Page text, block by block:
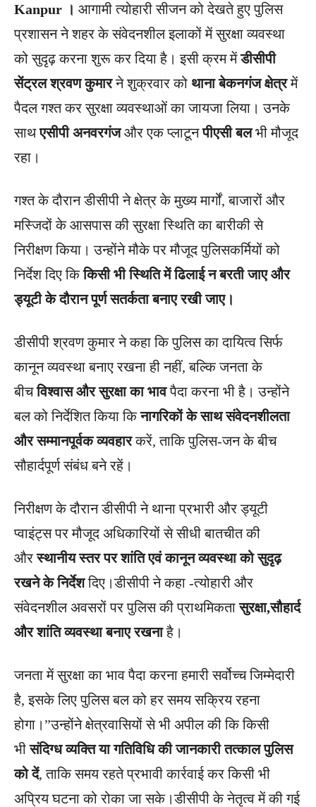
Kanpur । आगामी त्योहारी सीजन को देखते हुए पुलिस
प्रशासन ने शहर के संवेदनशील इलाकों में सुरक्षा व्यवस्था
को सुदृढ़ करना शुरू कर दिया है। इसी क्रम मेंडीसीपी
सेंट्रल श्रवण कुमारने शुक्रवार को थाना बेकनगंज क्षेत्रमें
पैदल गश्त कर सुरक्षा व्यवस्थाओं का जायजा लिया। उनके
साथएसीपी अनवरगंजऔर एक प्लाटूनपीएसी बलभी मौजूद
रहा।
गश्त के दौरान डीसीपी ने क्षेत्र के मुख्य मार्गों, बाजारों और
मस्जिदों के आसपास की सुरक्षा स्थिति का बारीकी से
निरीक्षण किया। उन्होंने मौके पर मौजूद पुलिसकर्मियों को
निर्देश दिए किकिसी भी स्थिति में ढिलाई न बरती जाए और
ड्यूटी के दौरान पूर्ण सतर्कता बनाए रखी जाए।
डीसीपी श्रवण कुमार ने कहा कि पुलिस का दायित्व सिर्फ
कानून व्यवस्था बनाए रखना ही नहीं, बल्कि जनता के
बीचविश्वास और सुरक्षा का भावपैदा करना भी है। उन्होंने
बल को निर्देशित किया किनागरिकों के साथ संवेदनशीलता
और सम्मानपूर्वक व्यवहारकरें, ताकि पुलिस-जन के बीच
सौहार्दपूर्ण संबंध बने रहें।
निरीक्षण के दौरान डीसीपी ने थाना प्रभारी और ड्यूटी
प्वाइंट्स पर मौजूद अधिकारियों से सीधी बातचीत की
औरस्थानीय स्तर पर शांति एवं कानून व्यवस्था को सुदृढ़
रखने के निर्देशदिए।डीसीपी ने कहा -त्योहारी और
संवेदनशील अवसरों पर पुलिस की प्राथमिकतासुरक्षा,सौहार्द
और शांति व्यवस्था बनाए रखनाहै।
जनता में सुरक्षा का भाव पैदा करना हमारी सर्वोच्च जिम्मेदारी
है, इसके लिए पुलिस बल को हर समय सक्रिय रहना
होगा।”उन्होंने क्षेत्रवासियों से भी अपील की कि किसी
भीसंदिग्ध व्यक्ति या गतिविधि की जानकारी तत्काल पुलिस
को दें, ताकि समय रहते प्रभावी कार्रवाई कर किसी भी
अप्रिय घटना को रोका जा सके।डीसीपी के नेतृत्व में की गई